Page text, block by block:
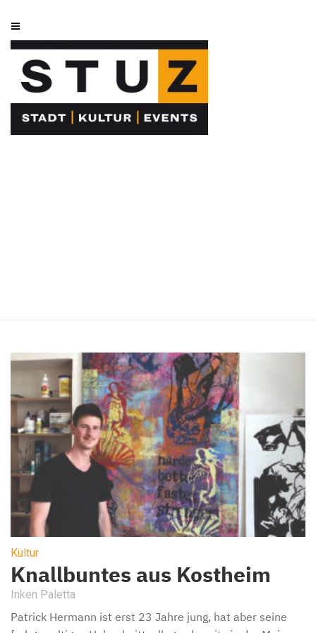
Kultur
Knallbuntes aus Kostheim
Inken Paletta
Patrick Hermann ist erst 23 Jahre jung, hat aber seine